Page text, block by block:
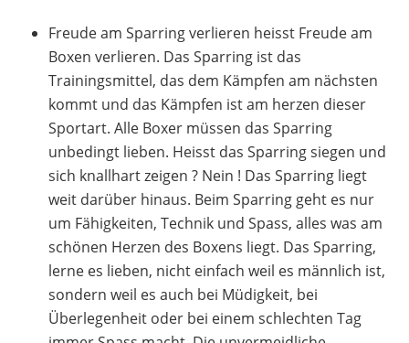
Freude am Sparring verlieren heisst Freude am
Boxen verlieren. Das Sparring ist das
Trainingsmittel, das dem Kämpfen am nächsten
kommt und das Kämpfen ist am herzen dieser
Sportart. Alle Boxer müssen das Sparring
unbedingt lieben. Heisst das Sparring siegen und
sich knallhart zeigen ? Nein ! Das Sparring liegt
weit darüber hinaus. Beim Sparring geht es nur
um Fähigkeiten, Technik und Spass, alles was am
schönen Herzen des Boxens liegt. Das Sparring,
lerne es lieben, nicht einfach weil es männlich ist,
sondern weil es auch bei Müdigkeit, bei
Überlegenheit oder bei einem schlechten Tag